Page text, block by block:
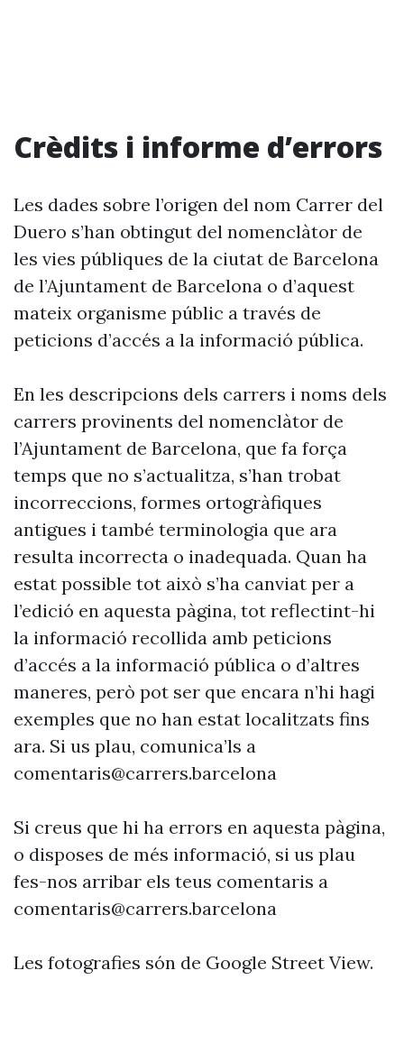
Crèdits i informe d’errors
Les dades sobre l’origen del nom Carrer del
Duero s’han obtingut del nomenclàtor de
les vies públiques de la ciutat de Barcelona
de l’Ajuntament de Barcelona o d’aquest
mateix organisme públic a través de
peticions d’accés a la informació pública.
En les descripcions dels carrers i noms dels
carrers provinents del nomenclàtor de
l’Ajuntament de Barcelona, que fa força
temps que no s’actualitza, s’han trobat
incorreccions, formes ortogràfiques
antigues i també terminologia que ara
resulta incorrecta o inadequada. Quan ha
estat possible tot això s’ha canviat per a
l’edició en aquesta pàgina, tot reflectint-hi
la informació recollida amb peticions
d’accés a la informació pública o d’altres
maneres, però pot ser que encara n’hi hagi
exemples que no han estat localitzats fins
ara. Si us plau, comunica’ls a
comentaris@carrers.barcelona
Si creus que hi ha errors en aquesta pàgina,
o disposes de més informació, si us plau
fes-nos arribar els teus comentaris a
comentaris@carrers.barcelona
Les fotografies són de Google Street View.